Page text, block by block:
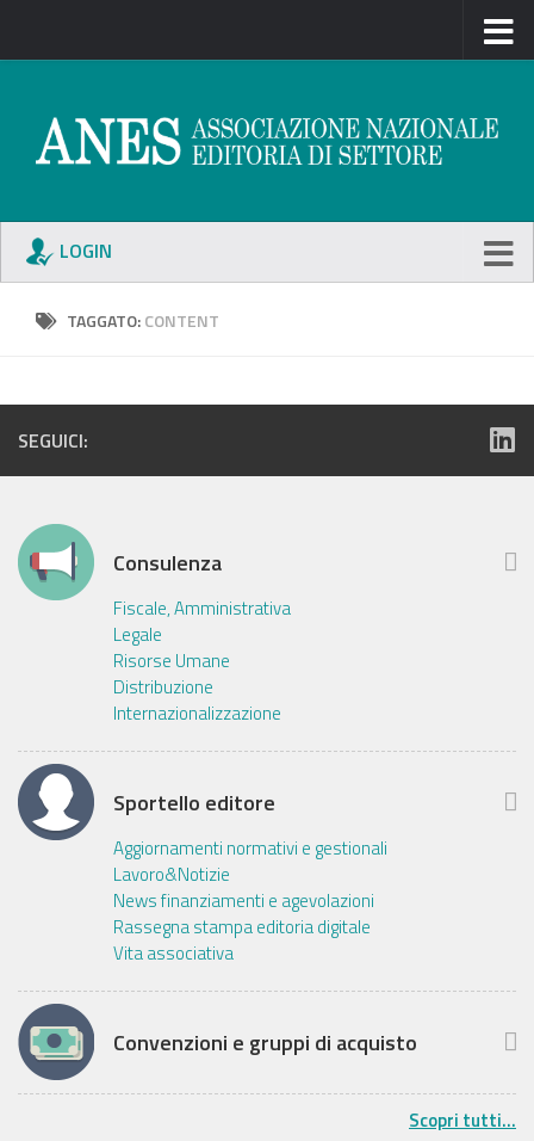
LOGIN
TAGGATO:CONTENT
SEGUICI:
Consulenza
Fiscale, Amministrativa
Legale
Risorse Umane
Distribuzione
Internazionalizzazione
Sportello editore
Aggiornamenti normativi e gestionali
Lavoro&Notizie
News finanziamenti e agevolazioni
Rassegna stampa editoria digitale
Vita associativa
Convenzioni e gruppi di acquisto
Scopri tutti...